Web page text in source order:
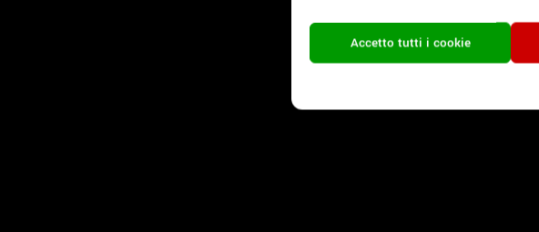
Accetto tutti i cookie